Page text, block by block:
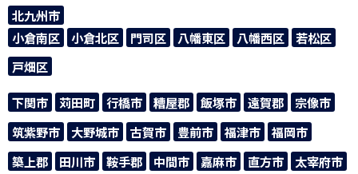
北九州市
小倉南区
小倉北区 門司区 八幡東区 八幡西区
若松区
戸畑区
下関市 苅田町 行橋市 糟屋郡 飯塚市 遠賀郡
宗像市
筑紫野市
大野城市 古賀市 豊前市 福津市
福岡市
築上郡
田川市 鞍手郡 中間市 嘉麻市 直方市
太宰府市